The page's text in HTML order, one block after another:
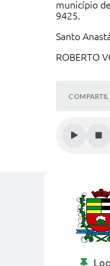
município
9425.
Santo
ROBERTO